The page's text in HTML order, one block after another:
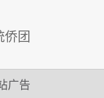
侨团
广告